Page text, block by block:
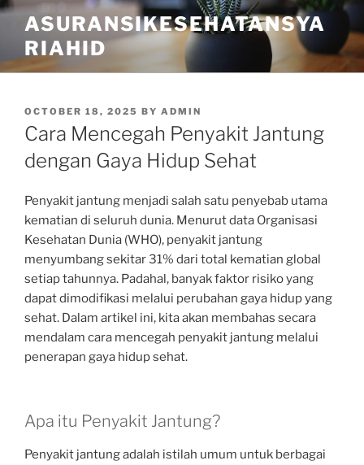
Skip
content
ASURANSIKESEHATANSYA
RIAHID
POSTED
ON
OCTOBER 18, 2025 BY ADMIN
Cara Mencegah Penyakit Jantung
dengan Gaya Hidup Sehat
Penyakit jantung menjadi salah satu penyebab utama
kematian di seluruh dunia. Menurut data Organisasi
Kesehatan Dunia (WHO), penyakit jantung
menyumbang sekitar 31% dari total kematian global
setiap tahunnya. Padahal, banyak faktor risiko yang
dapat dimodifikasi melalui perubahan gaya hidup yang
sehat. Dalam artikel ini, kita akan membahas secara
mendalam cara mencegah penyakit jantung melalui
penerapan gaya hidup sehat.
Apa itu Penyakit Jantung?
Penyakit jantung adalah istilah umum untuk berbagai